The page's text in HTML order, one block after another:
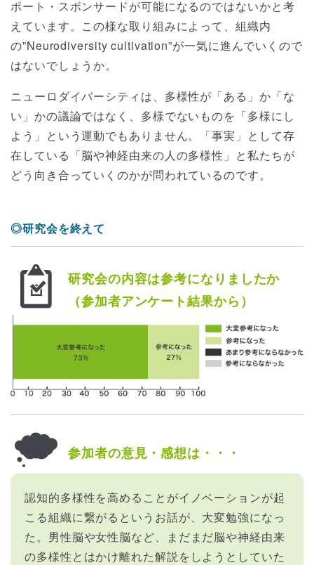
ポート・スポンサードが可能になるのではないかと考
えています。この様な取り組みによって、組織内
の”Neurodiversity cultivation”が一気に進んでいくので
はないでしょうか。
ニューロダイバーシティは、多様性が「ある」か「な
い」かの議論ではなく、多様でないものを「多様にし
よう」という運動でもありません。「事実」として存
在している「脳や神経由来の人の多様性」と私たちが
どう向き合っていくのかが問われているのです。
◎研究会を終えて
研究会の内容は参考になりましたか
（参加者アンケート結果から）
参加者の意見・感想は・・・
認知的多様性を高めることがイノベーションが起
こる組織に繋がるというお話が、大変勉強になっ
た。男性脳や女性脳など、まだまだ脳や神経由来
の多様性とはかけ離れた解説をしようとしていた